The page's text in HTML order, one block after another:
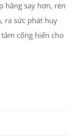
hăng say hơn, rèn
ra sức phát huy
cống hiến cho